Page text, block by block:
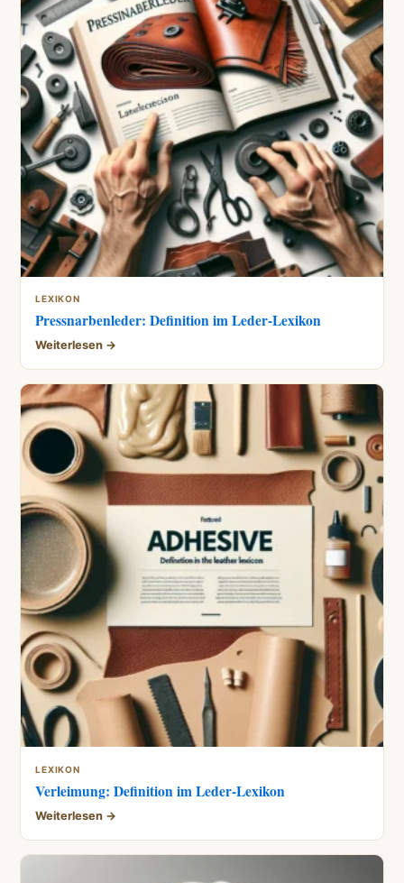
LEXIKON
Pressnarbenleder: Definition im Leder-Lexikon
Weiterlesen →
LEXIKON
Verleimung: Definition im Leder-Lexikon
Weiterlesen →